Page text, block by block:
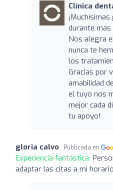
Clínica
durante más
Nos alegra
nunca te
los
Gracias por
amabilidad
el tuyo nos
mejor cada
tu apoyo!
gloria calvo Publicada en
Experiencia fantástica:
adaptar las citas a mi